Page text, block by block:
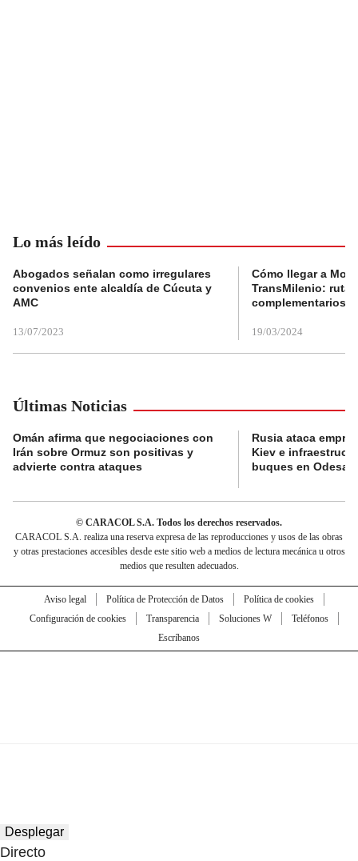
Lo más leído
Abogados señalan como irregulares
convenios ente alcaldía de Cúcuta y
AMC
13/07/2023
Cómo llegar a
TransMilenio:
complementarios
19/03/2024
Últimas Noticias
Omán afirma que negociaciones con
Irán sobre Ormuz son positivas y
advierte contra ataques
Rusia ataca
Kiev e
buques en Odesa
© CARACOL S.A. Todos los derechos reservados.
CARACOL S.A. realiza una reserva expresa de las reproducciones y usos de las obras
y otras prestaciones accesibles desde este sitio web a medios de lectura mecánica u otros
medios que resulten adecuados.
Aviso legal Política de Protección de Datos
Política de cookies
Configuración de cookies
Transparencia Soluciones W
Teléfonos
Escríbanos
Desplegar
Directo